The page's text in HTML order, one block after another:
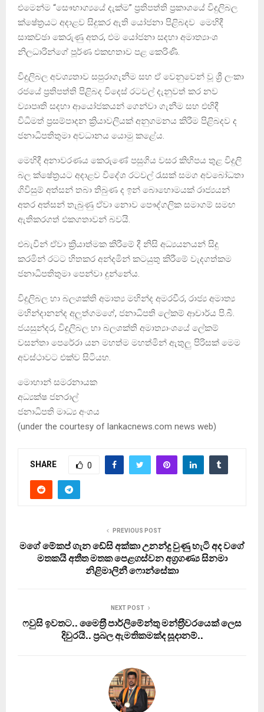
එමෙන්ම “සෞභාග්‍යයේ දැක්ම” ප්‍රතිපත්ති ප්‍රකාශයේ විදුලිබල
ක්ෂේත්‍රයට අදාළව සිදුකර ඇති යෝජනා පිළිබදව මෙහිදී
සාකච්ඡා කෙරුණු අතර, එම යෝජනා සදහා අමාත්‍යාංශ
නිලධාරින්ගේ පූර්ණ එකඟතාව පළ කෙරිණි.
විදුලිබල අවශ්‍යතාව සපුරාගැනීම සහ ඒ වෙනුවෙන් වූ ශ්‍රී ලංකා
රජයේ ප්‍රතිපත්ති පිළිබද විදෙස් රටවල් දැනුවත් කර නව
ව්‍යාපෘති සදහා ආයෝජකයන් ගෙන්වා ගැනීම සහ එහිදී
විධිමත් ප්‍රසම්පාදන ක්‍රියාවලියක් අනුගමනය කිරීම පිළිබදව ද
ජනාධිපතිතුමා අවධානය යොමු කළේය.
මෙහිදී අනාවරණය කෙරුණේ පසුගිය වසර කිහිපය තුළ විදුලි
බල ක්ෂේත්‍රයට අදාළව විදේශ රටවල් රැසක් සමග අවබෝධතා
ගිවිසුම් අත්සන් තබා තිබුණ ද ඉන් බොහොමයක් රාජ්‍යයන්
අතර අත්සන් තැබුණු ඒවා නොව පෞද්ගලික සමාගම් සමඟ
ඇතිකරගත් එකගතාවන් බවයි.
එබැවින් ඒවා ක්‍රියාත්මක කිරීමේ දී නිසි අධ්‍යයනයන් සිදු
කරමින් රටට හිතකර අන්දමින් කටයුතු කිරීමේ වැදගත්කම
ජනාධිපතිතුමා පෙන්වා දුන්නේය.
විදුලිබල හා බලශක්ති අමාත්‍ය මහින්ද අමරවීර, රාජ්‍ය අමාත්‍ය
මහින්දානන්ද අලුත්ගමගේ, ජනාධිපති ලේකම් ආචාර්ය පි.බී.
ජයසුන්දර, විදුලිබල හා බලශක්ති අමාත්‍යාංශයේ ලේකම්
වසන්තා පෙරේරා යන මහත්ම මහත්මින් ඇතුලු පිරිසක් මෙම
අවස්ථාවට එක්ව සිටියහ.
මොහාන් සමරනායක
අධ්‍යක්ෂ ජනරාල්
ජනාධිපති මාධ්‍ය අංශය
(under the courtesy of lankacnews.com news web)
SHARE 0
PREVIOUS POST
මගේ මේකප් ගැන ඩේසි අක්කා උනන්දු වුණු හැටි අද වගේ
මතකයි අතීත මතක පෙළගස්වන අග්‍රගණ්‍ය සිනමා
නිළිමාලිනී ෆොන්සේකා
NEXT POST
ෆවුසි ඉවතට.. මෛත‍්‍රී පාර්ලිමේන්තු මන්ත‍්‍රීවරයෙක් ලෙස
දිවුරයි.. ප‍්‍රබල ඇමතිකමක්ද සූදානම්..